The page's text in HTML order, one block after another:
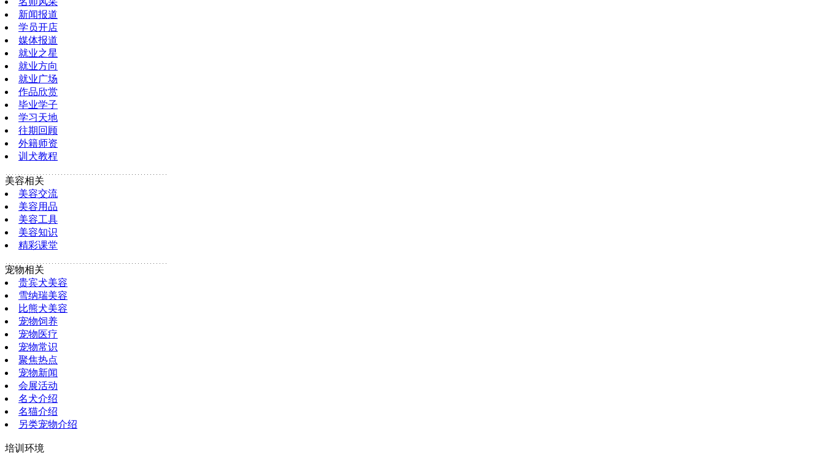
新闻报道
学员开店
媒体报道
就业之星
就业方向
就业广场
作品欣赏
毕业学子
学习天地
往期回顾
外籍师资
训犬教程
美容相关
美容交流
美容用品
美容工具
美容知识
精彩课堂
宠物相关
贵宾犬美容
雪纳瑞美容
比熊犬美容
宠物饲养
宠物医疗
宠物常识
聚焦热点
宠物新闻
会展活动
名犬介绍
名猫介绍
另类宠物介绍
培训环境